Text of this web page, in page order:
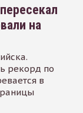
на
рекорд по
в